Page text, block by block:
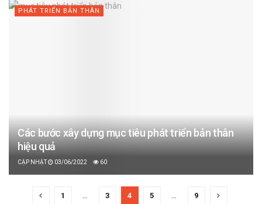
PHÁT TRIỂN BẢN THÂN
Các bước xây dựng mục tiêu phát triển bản thân
hiệu quả
03/06/2022 60
1 3 4 5 9